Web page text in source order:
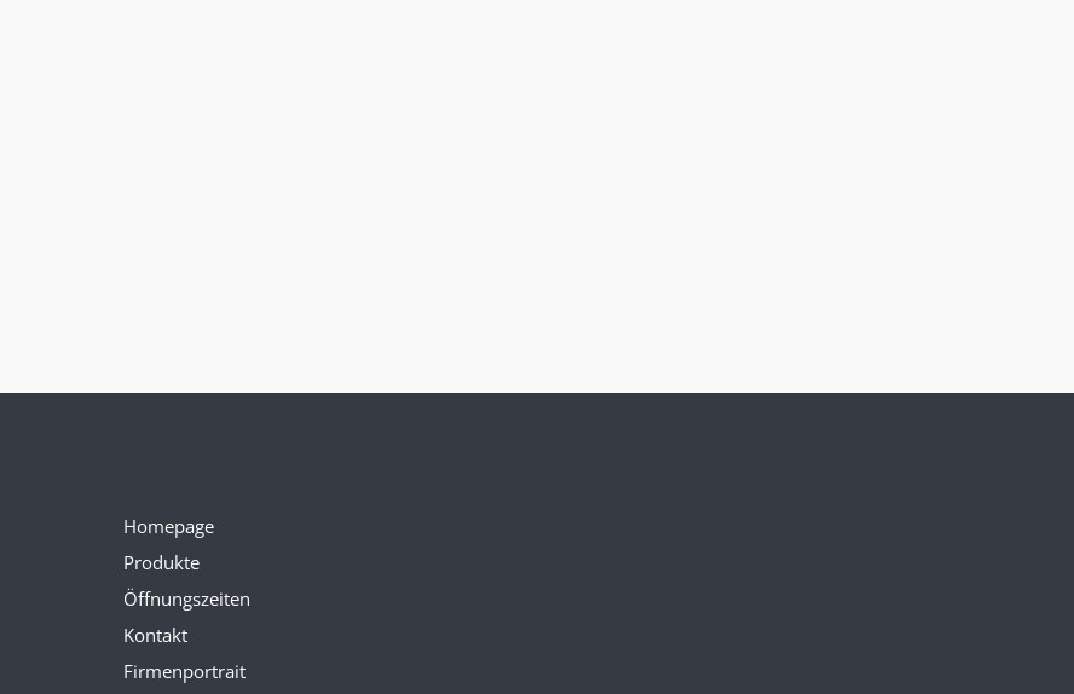
Homepage
Produkte
Öffnungszeiten
Kontakt
Firmenportrait